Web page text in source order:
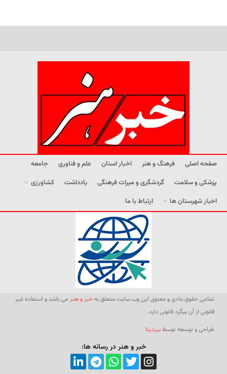
صفحه اصلی فرهنگ و هنر اخبار استان علم و فناوری
جامعه
پزشکی و سلامت
گردشگری و میراث فرهنگی یادداشت
کشاورزی
اخبار شهرستان ها
ارتباط با ما
تمامی حقوق مادی و معنوی این وب سایت متعلق بهخبر و هنر می باشد و استفاده غیر
قانونی از آن پیگرد قانونی دارد.
طراحی و توسعه توسطبیردیتا
خبر و هنر در رسانه ها: